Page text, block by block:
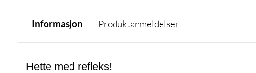
Informasjon Produktanmeldelser
Hette med refleks!